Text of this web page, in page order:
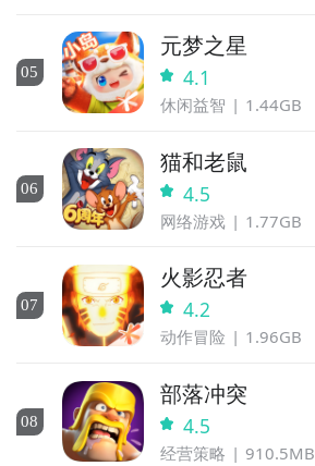
05
元梦之星
4.1
休闲益智 1.44GB
06
猫和老鼠
4.5
网络游戏 1.77GB
07
火影忍者
4.2
动作冒险 1.96GB
08
部落冲突
4.5
经营策略 910.5MB